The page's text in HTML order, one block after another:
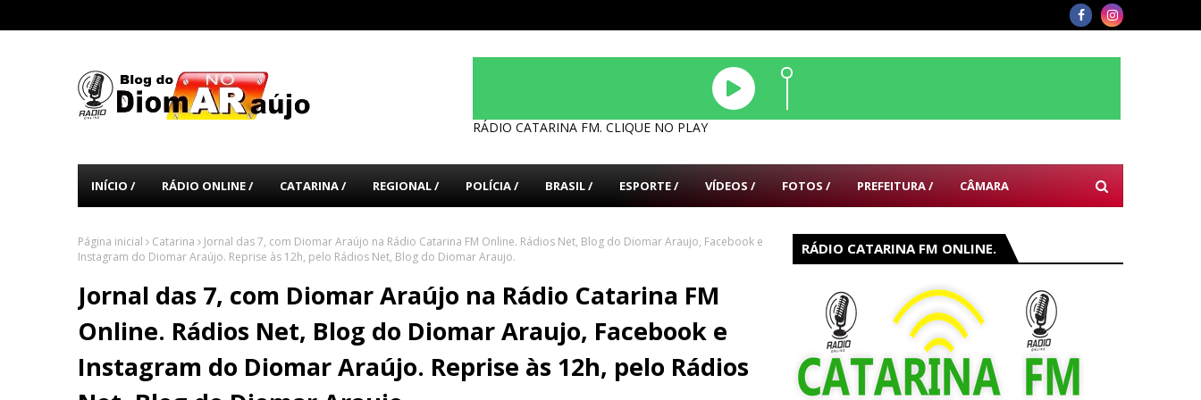
RÁDIO CATARINA FM. CLIQUE NO PLAY
INÍCIO / RÁDIO ONLINE / CATARINA / REGIONAL / POLÍCIA / BRASIL / ESPORTE / VÍDEOS / FOTOS / PREFEITURA / CÂMARA
Página inicial Catarina
Jornal das 7, com Diomar Araújo na Rádio Catarina FM Online. Rádios Net, Blog do Diomar Araujo, Facebook e
Instagram do Diomar Araújo. Reprise às 12h, pelo Rádios Net, Blog do Diomar Araujo.
Jornal das 7, com Diomar Araújo na Rádio Catarina FM
Online. Rádios Net, Blog do Diomar Araujo, Facebook e
Instagram do Diomar Araújo. Reprise às 12h, pelo Rádios
RÁDIO CATARINA FM ONLINE.